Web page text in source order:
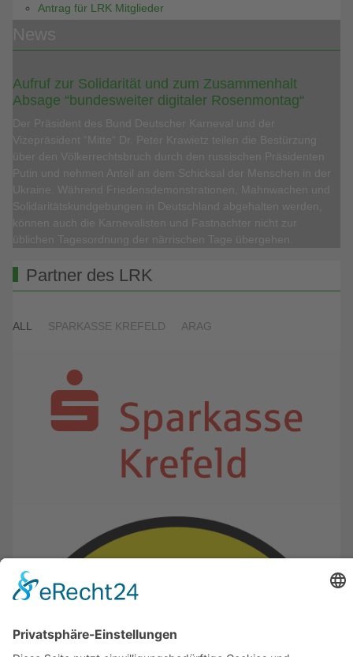
Antrag für LRK Mitglieder
Aufruf zur Solidarität und zum Zusammenhalt
Absage “bundesweiter digitaler Rosenmontag“
Partner des LRK
ALL SPARKASSE KREFELD ARAG